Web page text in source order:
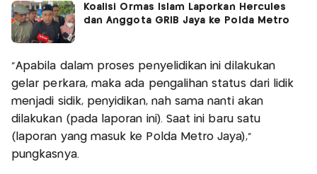
Koalisi Ormas Islam Laporkan Hercules
dan Anggota GRIB Jaya ke Polda Metro
"Apabila dalam proses penyelidikan ini dilakukan
gelar perkara, maka ada pengalihan status dari lidik
menjadi sidik, penyidikan, nah sama nanti akan
dilakukan (pada laporan ini). Saat ini baru satu
(laporan yang masuk ke Polda Metro Jaya),"
pungkasnya.